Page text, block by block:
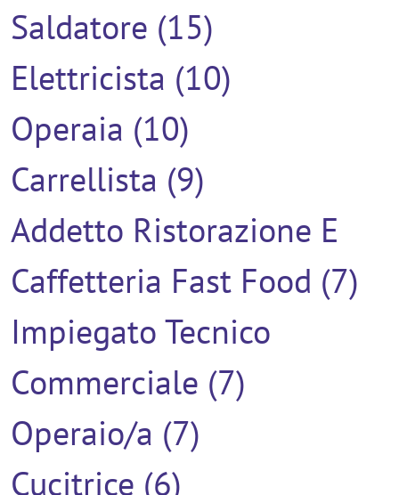
Saldatore (15)
Elettricista (10)
Operaia (10)
Carrellista (9)
Addetto Ristorazione E
Caffetteria Fast Food (7)
Impiegato Tecnico
Commerciale (7)
Operaio/a (7)
Cucitrice (6)